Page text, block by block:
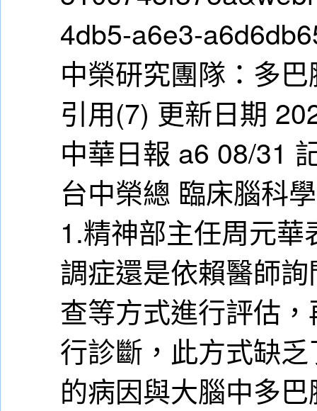
4db5-a6e3-
中榮研究團隊：多
引用(7) 更新日期
中華日報 a6 08/31
台中榮總 臨床腦科
1.精神部主任周元
調症還是依賴醫師
查等方式進行評估
行診斷，此方式缺
的病因與大腦中多